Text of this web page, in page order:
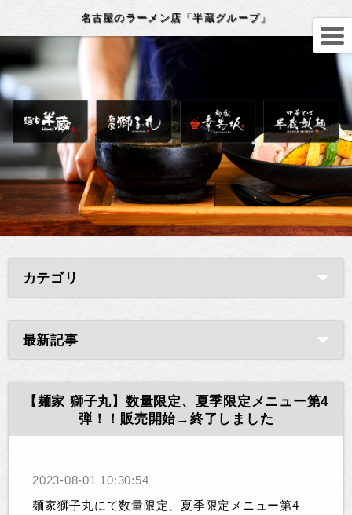
名古屋のラーメン店「半蔵グループ」
カテゴリ
最新記事
【麺家 獅子丸】数量限定、夏季限定メニュー第4
弾！！販売開始→終了しました
2023-08-01 10:30:54
麺家獅子丸にて数量限定、夏季限定メニュー第4